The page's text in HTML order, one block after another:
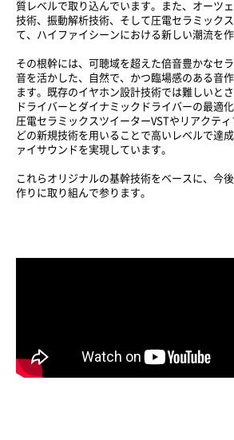
質レベルで取り込んでいます。また、オーツ
技術、振動解析技術、そして圧電セラミック
て、ハイファイシーンにおける新しい潮流を
その根幹には、可聴域を超えた倍音豊かなセ
音を活かした、自然で、かつ臨場感のある音
ます。既存のイヤホン設計技術では難しいと
ドライバーとダイナミックドライバーの最適
圧電セラミックスツイーターVSTやリアクテ
どの新規技術を用いることで高いレベルで達
ァイサウンドを実現しています。
これらオリジナルの基幹技術をベースに、今
作りに取り組んで参ります。